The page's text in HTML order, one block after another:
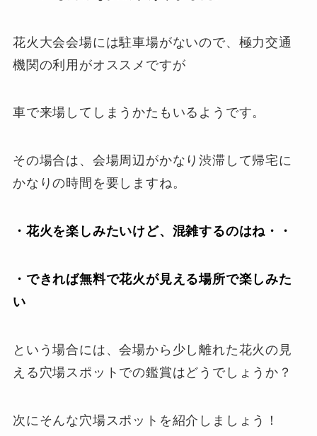
花火大会会場には駐車場がないので、極力交通
機関の利用がオススメですが
車で来場してしまうかたもいるようです。
その場合は、会場周辺がかなり渋滞して帰宅に
かなりの時間を要しますね。
・花火を楽しみたいけど、混雑するのはね・・
・できれば無料で花火が見える場所で楽しみた
い
という場合には、会場から少し離れた花火の見
える穴場スポットでの鑑賞はどうでしょうか？
次にそんな穴場スポットを紹介しましょう！